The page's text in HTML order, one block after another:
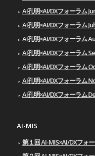
AI孔明×AI/DXフォーラム
AI孔明×AI/DXフォーラム
AI孔明×AI/DXフォーラム
AI孔明×AI/DXフォーラム
AI孔明×AI/DXフォーラム
AI孔明×AI/DXフォーラム
AI孔明×AI/DXフォーラム
AI-MIS
第１回 AI-MIS×AI/DXフォ